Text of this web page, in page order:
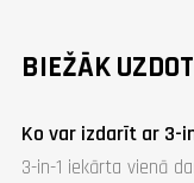
BIEŽĀK
Ko var izdarīt ar 3-
3-in-1 iekārta vienā